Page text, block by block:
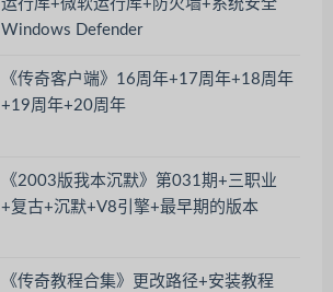
运行库+微软运行库+防火墙+系统安全
Windows Defender
《传奇客户端》16周年+17周年+18周年
+19周年+20周年
《2003版我本沉默》第031期+三职业
+复古+沉默+V8引擎+最早期的版本
《传奇教程合集》更改路径+安装教程